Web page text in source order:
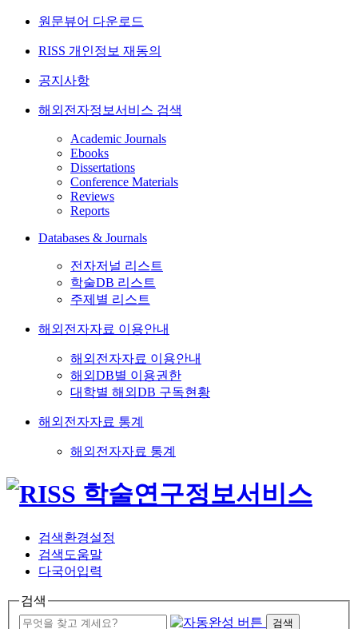
원문뷰어 다운로드
RISS 개인정보 재동의
공지사항
해외전자정보서비스 검색
Academic Journals
Ebooks
Dissertations
Conference Materials
Reviews
Reports
Databases & Journals
전자저널 리스트
학술DB 리스트
주제별 리스트
해외전자자료 이용안내
해외전자자료 이용안내
해외DB별 이용권한
대학별 해외DB 구독현황
해외전자자료 통계
해외전자자료 통계
검색환경설정
검색도움말
다국어입력
검색
검색